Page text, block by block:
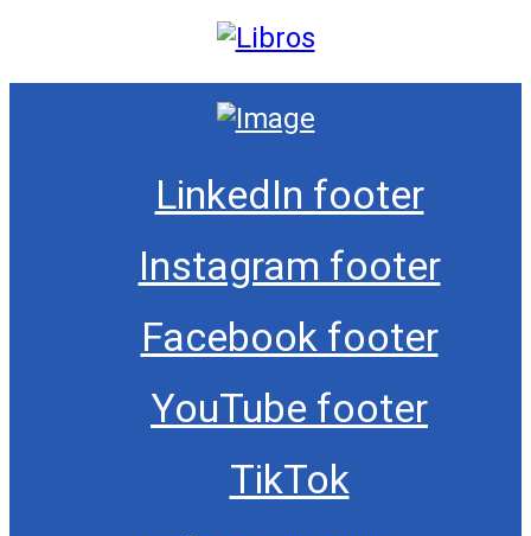
LinkedIn footer
Instagram footer
Facebook footer
YouTube footer
TikTok